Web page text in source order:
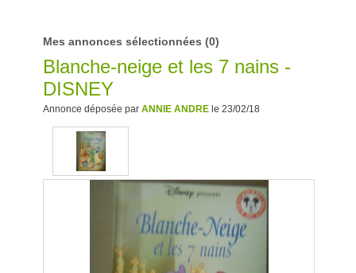
Mes annonces sélectionnées (0)
Blanche-neige et les 7 nains -
DISNEY
Annonce déposée par ANNIE ANDRE le 23/02/18